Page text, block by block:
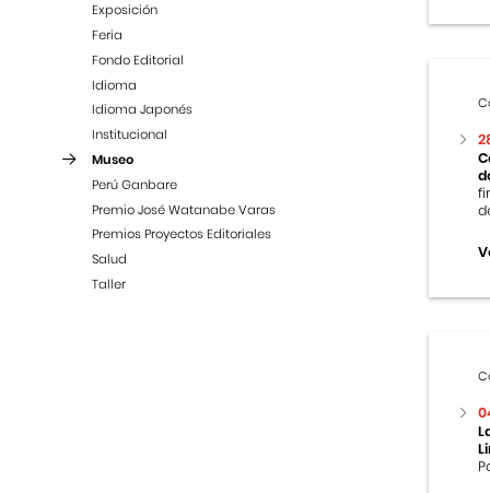
Exposición
Feria
Fondo Editorial
Idioma
Idioma Japonés
Institucional
Museo
Perú Ganbare
Premio José Watanabe Varas
Premios Proyectos Editoriales
Salud
Taller